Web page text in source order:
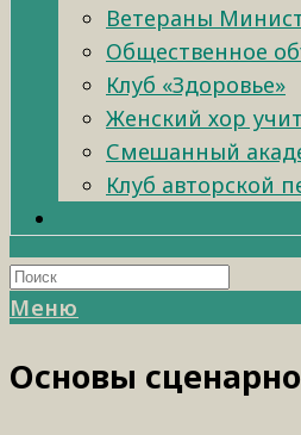
Ветераны
Общественное
Клуб «Здоровье»
Женский хор
Смешанный
Клуб авторской
Меню
Основы